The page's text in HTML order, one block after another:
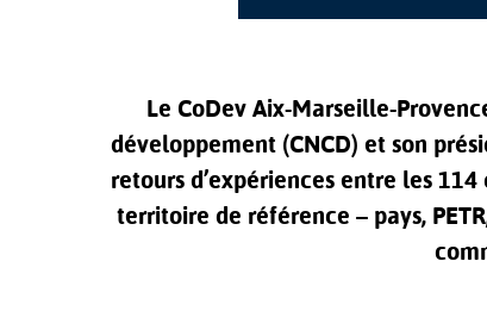
Le CoDev Aix-Marseille-
développement (CNCD) et son
retours d’expériences entre les
territoire de référence – pays,